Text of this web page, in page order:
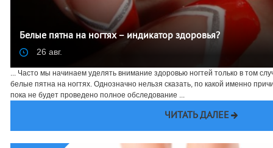
Белые пятна на ногтях – индикатор здоровья?
26 авг.
... Часто мы начинаем уделять внимание здоровью ногтей только в том
белые пятна на ногтях. Однозначно нельзя сказать, по какой именно
пока не будет проведено полное обследование ...
ЧИТАТЬ ДАЛЕЕ